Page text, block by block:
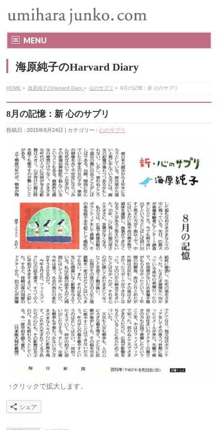
MENU
海原純子のHarvard Diary
HOME » 海原純子のHarvard Diary» 心のサプリ » 8月の記憶：新 心のサプリ
8月の記憶：新 心のサプリ
投稿日 : 2015年8月24日 | カテゴリー :心のサプリ
↑クリックで拡大します。
シェア